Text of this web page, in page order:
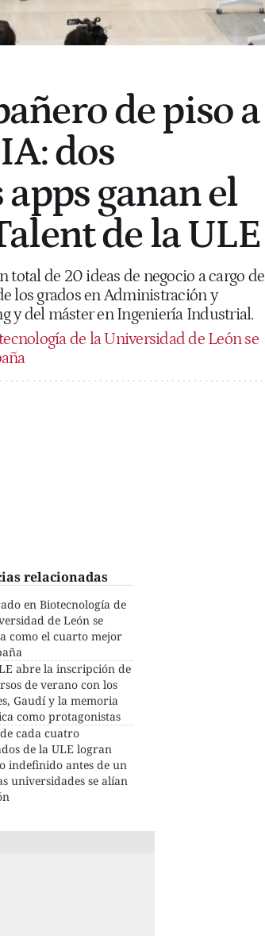
de piso a
dos
ganan el
de la ULE
total de 20 ideas de negocio a cargo de
los grados en Administración y
y del máster en Ingeniería Industrial.
de la Universidad de León se
relacionadas
en Biotecnología de
de León se
como el cuarto mejor
abre la inscripción de
de verano con los
Gaudí y la memoria
como protagonistas
cada cuatro
de la ULE logran
indefinido antes de un
universidades se alían